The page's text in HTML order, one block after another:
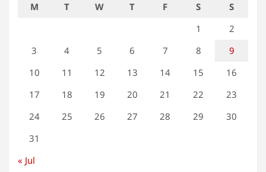
M
T W T F S
S
1
2
3
4 5 6 7 8
9
10
11 12 13 14 15
16
17
18 19 20 21 22
23
24
25 26 27 28 29
30
31
« Jul